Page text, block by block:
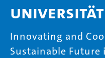
Innovating and
Sustainable Future